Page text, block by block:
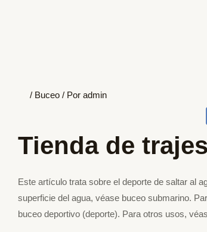
/ Buceo / Por admin
Tienda de
Este artículo trata sobre el deporte de saltar al
superficie del agua, véase buceo submarino.
buceo deportivo (deporte). Para otros usos,